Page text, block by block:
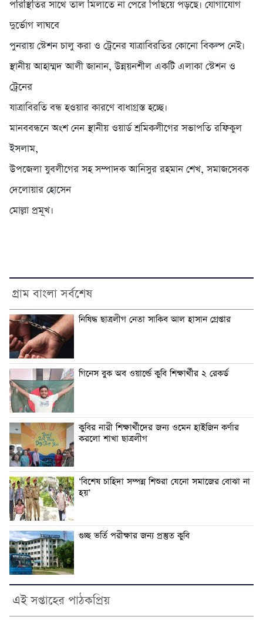
পরিস্থিতির সাথে তাল মিলাতে না পেরে পিছিয়ে পড়ছে। যোগাযোগ
দুর্ভোগ লাঘবে
পুনরায় স্টেশন চালু করা ও ট্রেনের যাত্রাবিরতির কোনো বিকল্প নেই।
স্থানীয় আহাম্মদ আলী জানান, উন্নয়নশীল একটি এলাকা স্টেশন ও
ট্রেনের
যাত্রাবিরতি বন্ধ হওয়ার কারণে বাধাগ্রস্ত হচ্ছে।
মানববন্ধনে অংশ নেন স্থানীয় ওয়ার্ড শ্রমিকলীগের সভাপতি রফিকুল
ইসলাম,
উপজেলা যুবলীগের সহ সম্পাদক আনিসুর রহমান শেখ, সমাজসেবক
দেলোয়ার হোসেন
মোল্লা প্রমূখ।
গ্রাম বাংলা সর্বশেষ
নিষিদ্ধ ছাত্রলীগ নেতা সাকিব আল হাসান গ্রেপ্তার
গিনেস বুক অব ওয়ার্ল্ডে কুবি শিক্ষার্থীর ২ রেকর্ড
কুবির নারী শিক্ষার্থীদের জন্য ওমেন হাইজিন কর্ণার
করলো শাখা ছাত্রলীগ
‘বিশেষ চাহিদা সম্পন্ন শিশুরা যেনো সমাজের বোঝা না
হয়’
গুচ্ছ ভর্তি পরীক্ষার জন্য প্রস্তুত কুবি
এই সপ্তাহের পাঠকপ্রিয়